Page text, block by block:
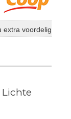
extra voordelig